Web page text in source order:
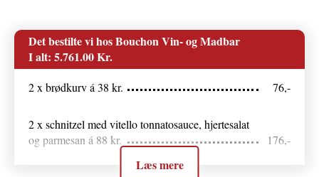
Det bestilte vi hos Bouchon Vin- og Madbar
I alt: 5.761.00Kr.
76,-
2 x brødkurv á 38 kr.
176,-
2 x schnitzel med vitello tonnatosauce, hjertesalat
og parmesan á 88 kr.
Læs mere